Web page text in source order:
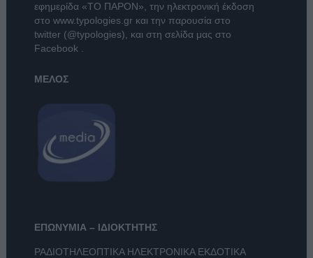
εφημερίδα «ΤΟ ΠΑΡΟΝ» , την ηλεκτρονική έκδοση
στο www.typologies.grκαι την παρουσία στο
twitter (@typologies) , και στη σελίδα μας στο
Facebook
ΜΕΛΟΣ
ΕΠΩΝΥΜΙΑ – ΙΔΙΟΚΤΗΤΗΣ
ΡΑΔΙΟΤΗΛΕΟΠΤΙΚΑ ΗΛΕΚΤΡΟΝΙΚΑ ΕΚΔΟΤΙΚΑ